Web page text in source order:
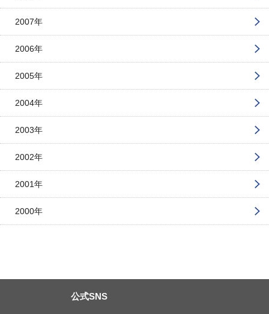
2007年
2006年
2005年
2004年
2003年
2002年
2001年
2000年
公式SNS